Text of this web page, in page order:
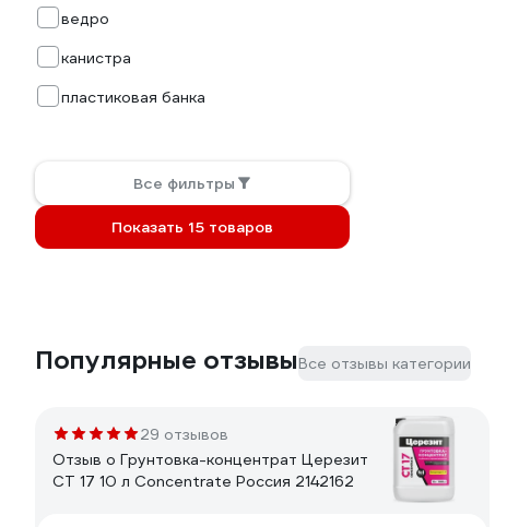
ведро
канистра
пластиковая банка
Все фильтры
Показать 15 товаров
Популярные отзывыВсе отзывы категории
29 отзывов
Отзыв о Грунтовка-концентрат Церезит
CT 17 10 л Concentrate Россия 2142162